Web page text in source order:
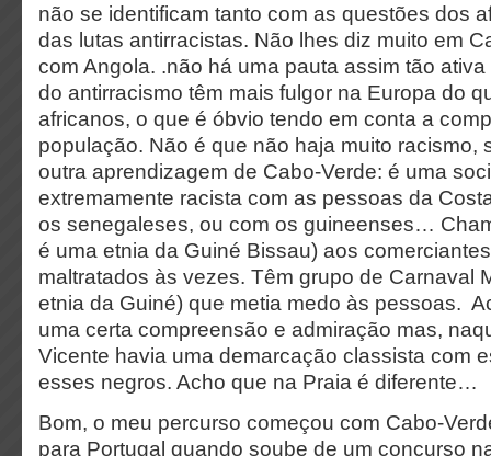
não se identificam tanto com as questões dos
das lutas antirracistas. Não lhes diz muito em
com Angola. .não há uma pauta assim tão
do antirracismo têm mais fulgor na Europa do
africanos, o que é óbvio tendo em conta a
população. Não é que não haja muito racismo,
outra aprendizagem de Cabo-Verde: é uma
extremamente racista com as pessoas da
os senegaleses, ou com os guineenses…
é uma etnia da Guiné Bissau) aos
maltratados às vezes. Têm grupo de Carnaval
etnia da Guiné) que metia medo às pessoas.
uma certa compreensão e admiração mas,
Vicente havia uma demarcação classista com
esses negros. Acho que na Praia é diferente…
Bom, o meu percurso começou com Cabo-
para Portugal quando soube de um concurso